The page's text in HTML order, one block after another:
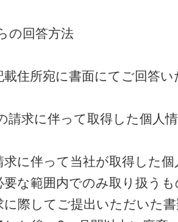
回答方法
載住所宛に書面にてご回答
求に伴って取得した個人
求に伴って当社が取得した
要な範囲内でのみ取り扱う
に際してご提出いただいた